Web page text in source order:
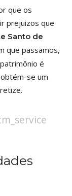
que os
prejuizos que
Santo de
que passamos,
é
se um